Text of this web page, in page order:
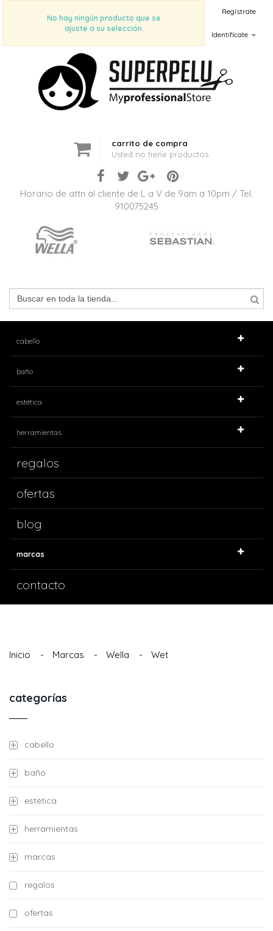
Regístrate
Identifícate
carrito de compra
Usted no tiene productos
Horario de attn al cliente de L a V de 9am a 10pm / Tel.
910075245
cabello
baño
estética
herramientas
regalos
ofertas
blog
marcas
contacto
Inicio - Marcas - Wella - Wet
categorías
cabello
baño
estética
herramientas
marcas
regalos
ofertas
No hay ningún producto que se
ajuste a su selección.